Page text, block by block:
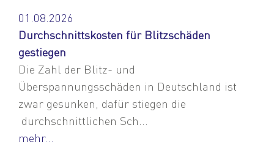
01.08.2026
Durchschnittskosten für Blitzschäden
gestiegen
Die Zahl der Blitz- und
Überspannungsschäden in Deutschland ist
zwar gesunken, dafür stiegen die
durchschnittlichen Sch...
mehr...